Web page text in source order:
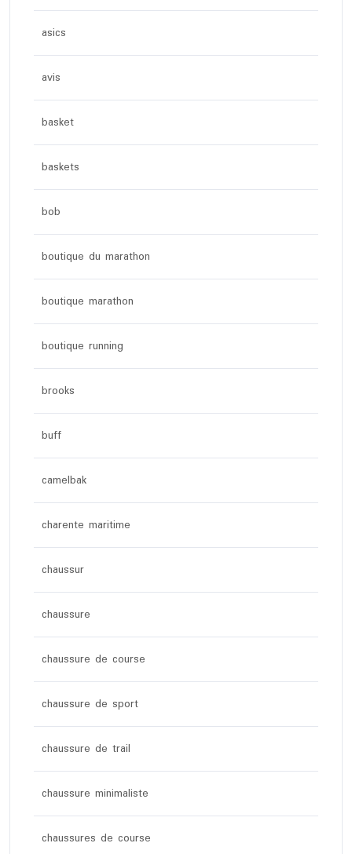
asics
avis
basket
baskets
bob
boutique du marathon
boutique marathon
boutique running
brooks
buff
camelbak
charente maritime
chaussur
chaussure
chaussure de course
chaussure de sport
chaussure de trail
chaussure minimaliste
chaussures de course